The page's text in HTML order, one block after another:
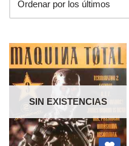
SIN EXISTENCIAS